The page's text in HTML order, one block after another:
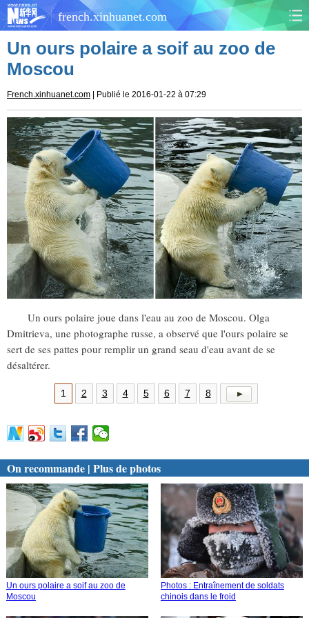
french.xinhuanet.com
CHINE MONDE
CULTURE SOCIÉTÉ
SANTÉ SPORTS
SCI&TECH PLANÈTE
TOURISME DOCUMENTS
DOSSIERS PHOTOS
VIDÉOS
Un ours polaire a soif au zoo de
Moscou
French.xinhuanet.com | Publié le 2016-01-22 à 07:29
Un ours polaire joue dans l'eau au zoo de Moscou. Olga
Dmitrieva, une photographe russe, a observé que l'ours polaire se
sert de ses pattes pour remplir un grand seau d'eau avant de se
désaltérer.
1 2 3 4 5 6 7 8
On recommande | Plus de photos
Un ours polaire a soif au zoo de
Moscou
Photos : Entraînement de soldats
chinois dans le froid